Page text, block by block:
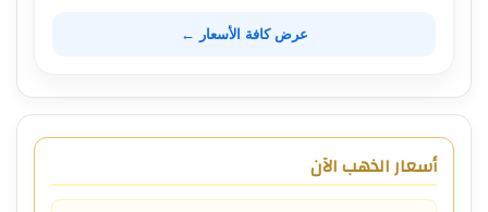
عرض كافة الأسعار ←
أسعار الذهب الآن